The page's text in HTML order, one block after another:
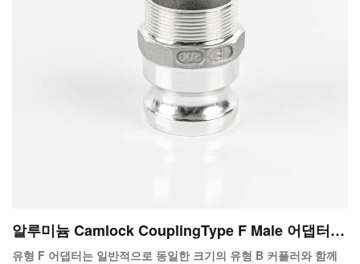
알루미늄 Camlock CouplingType F Male 어댑터 X
Male
유형 F 어댑터는 일반적으로 동일한 크기의 유형 B 커플러와 함께